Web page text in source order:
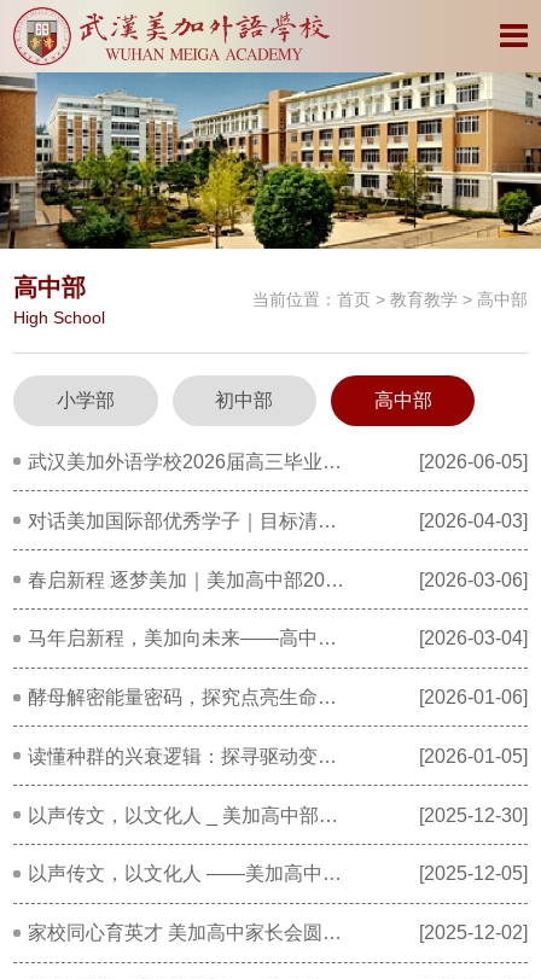
高中部
High School
当前位置： 首页> 教育教学 > 高中部
小学部 初中部 高中部
武汉美加外语学校2026届高三毕业典礼&高考壮行暨成人礼盛典 [2026-06-05]
对话美加国际部优秀学子｜目标清晰、全面发展，在热爱中成长为更好的自己 [2026-04-03]
春启新程 逐梦美加｜美加高中部2026年春季开学典礼暨表彰大会 [2026-03-06]
马年启新程，美加向未来——高中部新学期工作部署大会暨“好课堂”赛教颁奖仪式 [2026-03-04]
酵母解密能量密码，探究点亮生命课堂 [2026-01-06]
读懂种群的兴衰逻辑：探寻驱动变迁的隐形“网络” [2026-01-05]
以声传文，以文化人 _ 美加高中部国学经典背诵PK赛 [2025-12-30]
以声传文，以文化人 ——美加高中部国学经典背诵PK赛 [2025-12-05]
家校同心育英才 美加高中家长会圆满举行 [2025-12-02]